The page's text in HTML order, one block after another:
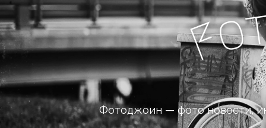
Fo
Фотоджоин — фото новости,